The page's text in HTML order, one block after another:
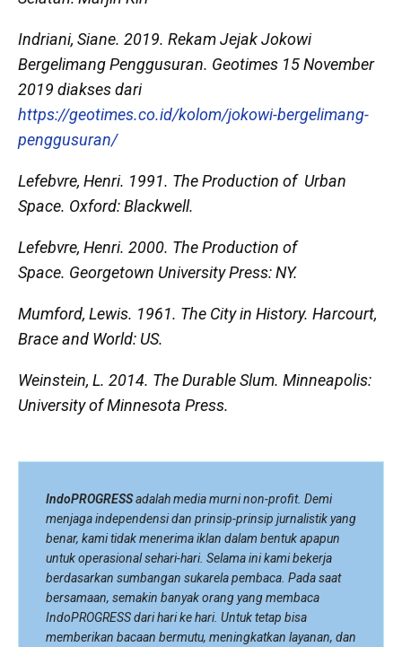
Indriani, Siane. 2019. Rekam Jejak Jokowi
Bergelimang Penggusuran. Geotimes 15 November
2019 diakses dari
https://geotimes.co.id/kolom/jokowi-bergelimang-
penggusuran/
Lefebvre, Henri. 1991. The Production of Urban
Space. Oxford: Blackwell.
Lefebvre, Henri. 2000. The Production of
Space. Georgetown University Press: NY.
Mumford, Lewis. 1961. The City in History. Harcourt,
Brace and World: US.
Weinstein, L. 2014. The Durable Slum. Minneapolis:
University of Minnesota Press.
IndoPROGRESSadalah media murni non-profit. Demi
menjaga independensi dan prinsip-prinsip jurnalistik yang
benar, kami tidak menerima iklan dalam bentuk apapun
untuk operasional sehari-hari. Selama ini kami bekerja
berdasarkan sumbangan sukarela pembaca. Pada saat
bersamaan, semakin banyak orang yang membaca
IndoPROGRESS dari hari ke hari. Untuk tetap bisa
memberikan bacaan bermutu, meningkatkan layanan, dan